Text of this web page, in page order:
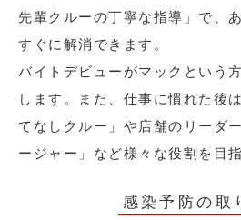
先輩クルーの丁寧な指導」で、
すぐに解消できます。
バイトデビューがマックという
します。また、仕事に慣れた後
てなしクルー」や店舗のリーダ
ージャー」など様々な役割を目
感染予防の取